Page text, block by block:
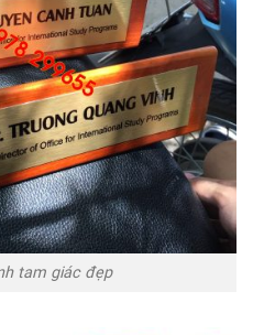
tam giác đẹp